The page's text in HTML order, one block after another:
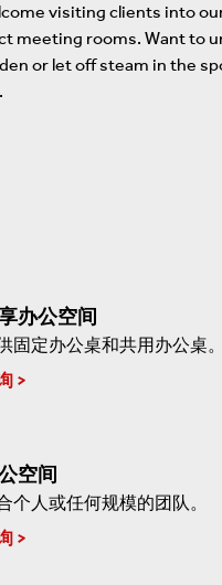
visiting clients into
meeting rooms. Want to
or let off steam in the
办公空间
固定办公桌和共用办公桌。
空间
个人或任何规模的团队。